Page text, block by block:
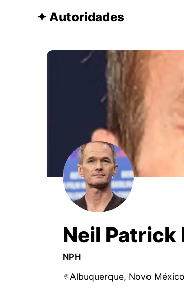
✦ Autoridades
Neil Patrick
NPH
Albuquerque, Novo